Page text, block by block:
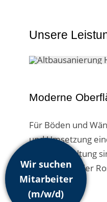
Unsere
Moderne
Für Böden und
und Umsetzung
in der Gestaltung
Betonoptik oder
Wir suchen
Mitarbeiter
(m/w/d)